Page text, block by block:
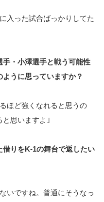
入った試合ばっかりしてた
・小澤選手と戦う可能性
うに思っていますか？
ほど強くなれると思うの
思いますよ｣
りをK-1の舞台で返したい
いですね。普通にそうなっ